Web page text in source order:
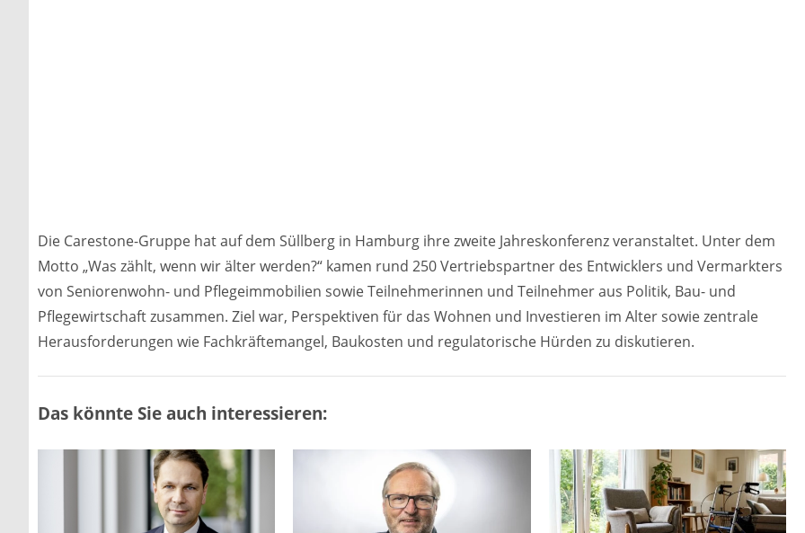
Die Carestone-Gruppe hat auf dem Süllberg in Hamburg ihre zweite Jahreskonferenz veranstaltet. Unter dem
Motto „Was zählt, wenn wir älter werden?“ kamen rund 250 Vertriebspartner des Entwicklers und Vermarkters
von Seniorenwohn- und Pflegeimmobilien sowie Teilnehmerinnen und Teilnehmer aus Politik, Bau- und
Pflegewirtschaft zusammen. Ziel war, Perspektiven für das Wohnen und Investieren im Alter sowie zentrale
Herausforderungen wie Fachkräftemangel, Baukosten und regulatorische Hürden zu diskutieren.
Das könnte Sie auch interessieren: